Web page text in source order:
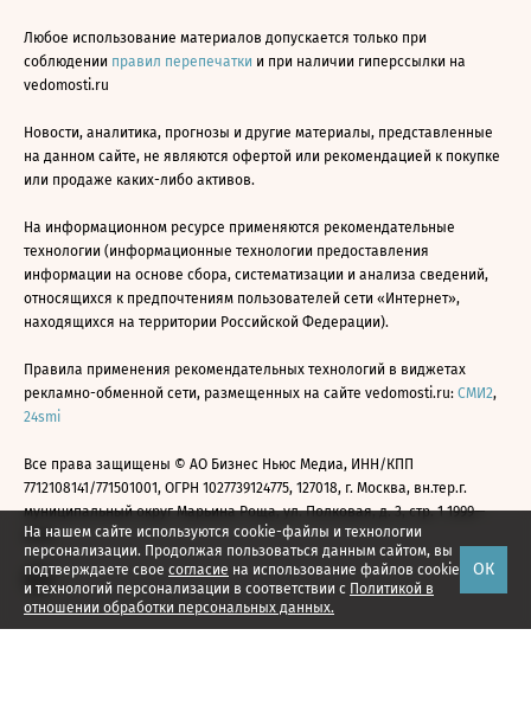
На нашем сайте используются cookie-файлы и технологии
персонализации. Продолжая пользоваться данным сайтом, вы
подтверждаете свое согласие на использование файлов cookie
и технологий персонализации в соответствии с Политикой в
отношении обработки персональных данных.
ОК
Любое использование материалов допускается только при
соблюдении правил перепечатки и при наличии гиперссылки на
vedomosti.ru
Новости, аналитика, прогнозы и другие материалы, представленные
на данном сайте, не являются офертой или рекомендацией к покупке
или продаже каких-либо активов.
На информационном ресурсе применяются рекомендательные
технологии (информационные технологии предоставления
информации на основе сбора, систематизации и анализа сведений,
относящихся к предпочтениям пользователей сети «Интернет»,
находящихся на территории Российской Федерации).
Правила применения рекомендательных технологий в виджетах
рекламно-обменной сети, размещенных на сайте vedomosti.ru: СМИ2,
24smi
Все права защищены © АО Бизнес Ньюс Медиа, ИНН/КПП
7712108141/771501001, ОГРН 1027739124775, 127018, г. Москва, вн.тер.г.
муниципальный округ Марьина Роща, ул. Полковая, д. 3, стр. 1 1999—
2026